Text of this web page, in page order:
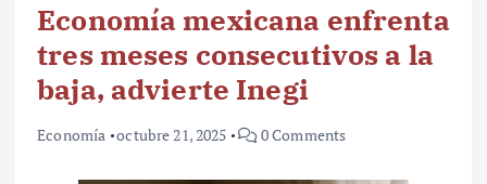
Economía mexicana enfrenta
tres meses consecutivos a la
baja, advierte Inegi
Economía octubre 21, 2025 0 Comments